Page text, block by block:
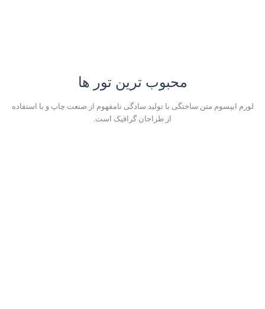
محبوب ترین تور ها
لورم ایپسوم متن ساختگی با تولید سادگی نامفهوم از صنعت چاپ و با استفاده
از طراحان گرافیک است.